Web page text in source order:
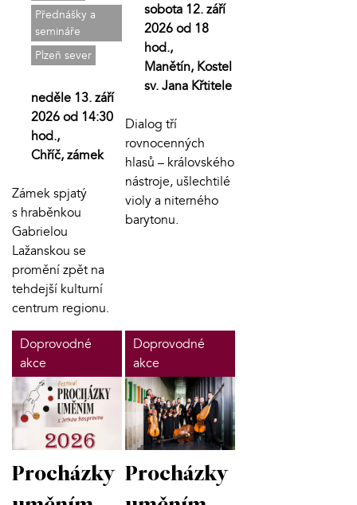
Přednášky a
semináře
Plzeň sever
neděle 13. září
2026 od 14:30
hod.,
Chříč, zámek
Zámek spjatý
s hraběnkou
Gabrielou
Lažanskou se
promění zpět na
tehdejší kulturní
centrum regionu.
sobota 12. září
2026 od 18
hod.,
Manětín, Kostel
sv. Jana Křtitele
Dialog tří
rovnocenných
hlasů – královského
nástroje, ušlechtilé
violy a niterného
barytonu.
Doprovodné
akce
Procházky
Doprovodné
akce
Procházky